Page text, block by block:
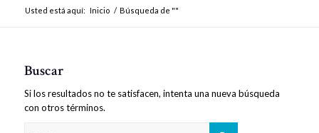
Usted está aquí: Inicio / Búsqueda de ""
Buscar
Si los resultados no te satisfacen, intenta una nueva búsqueda
con otros términos.